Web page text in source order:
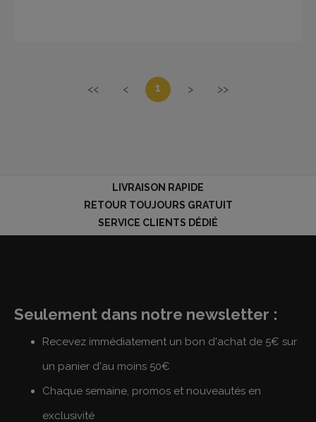
<< < 1 > >>
LIVRAISON RAPIDE
RETOUR TOUJOURS GRATUIT
SERVICE CLIENTS DÉDIÉ
Seulement dans notre newsletter :
Recevez immédiatement un bon d'achat de 5€ sur
un panier d'au moins 50€
Chaque semaine, promos et nouveautés en
exclusivité